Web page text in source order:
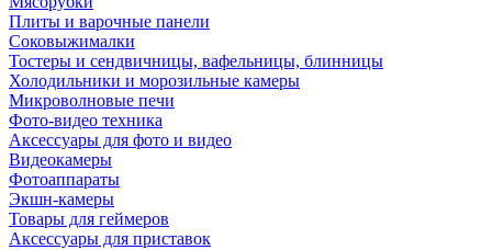
Плиты и варочные панели
Соковыжималки
Тостеры и сендвичницы, вафельницы, блинницы
Холодильники и морозильные камеры
Микроволновые печи
Фото-видео техника
Аксессуары для фото и видео
Видеокамеры
Фотоаппараты
Экшн-камеры
Товары для геймеров
Аксессуары для приставок